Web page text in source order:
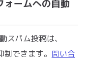
ォームへの自動
スパム投稿は、
できます。 問い合